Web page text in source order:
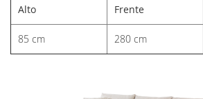
Alto Frente
85 cm 280 cm